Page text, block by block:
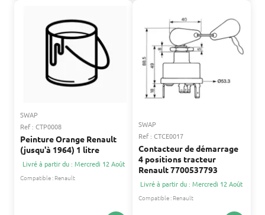
SWAP
Ref : CTP0008
Peinture Orange Renault
(jusqu'à 1964) 1 litre
Livré à partir du : Mercredi 12 Août
Compatible : Renault
SWAP
Ref : CTCE0017
Contacteur de démarrage
4 positions tracteur
Renault 7700537793
Livré à partir du : Mercredi 12 Août
Compatible : Renault